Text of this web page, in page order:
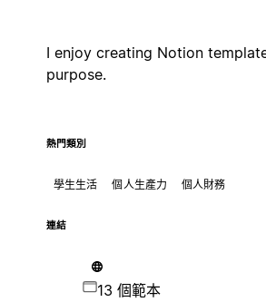
I enjoy creating Notion
purpose.
熱門類別
學生生活 個人生產力 個人財務
連結
13 個範本